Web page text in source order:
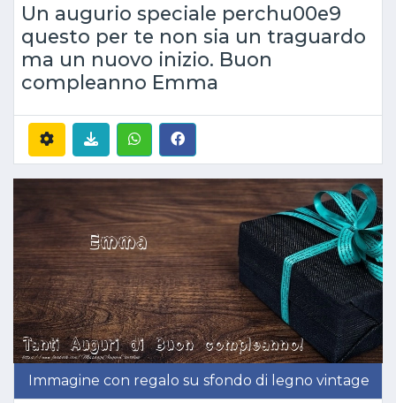
Un augurio speciale perchu00e9
questo per te non sia un traguardo
ma un nuovo inizio. Buon
compleanno Emma
Immagine con regalo su sfondo di legno vintage